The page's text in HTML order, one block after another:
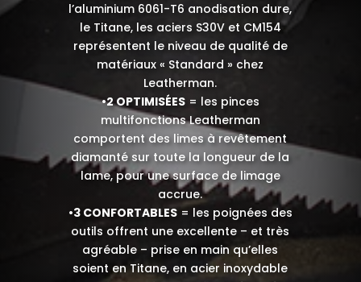
l’aluminium 6061-T6 anodisation dure,
le Titane, les aciers S30V et CM154
représentent le niveau de qualité de
matériaux « Standard » chez
Leatherman.
•2 OPTIMISÉES= les pinces
multifonctions Leatherman
comportent des limes à revêtement
diamanté sur toute la longueur de la
lame, pour une surface de limage
accrue.
•3 CONFORTABLES= les poignées des
outils offrent une excellente – et très
agréable – prise en main qu’elles
soient en Titane, en acier inoxydable